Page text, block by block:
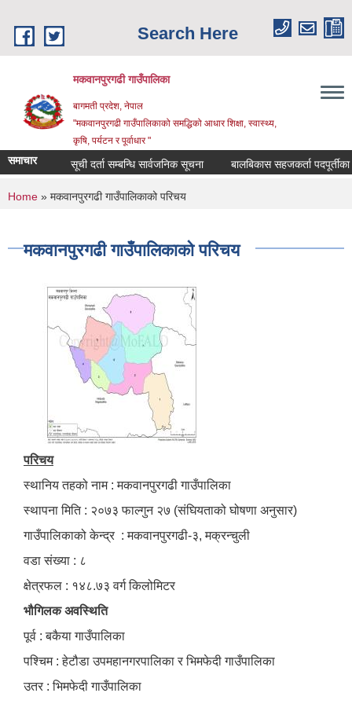
Search Here
मकवानपुरगढी गाउँपालिका
बागमती प्रदेश, नेपाल
"मकवानपुरगढी गाउँपालिकाको समद्धिको आधार शिक्षा, स्‍वास्‍थ्‍य,
कृषि, पर्यटन र पूर्वाधार "
समाचार सूची दर्ता सम्बन्धि सार्वजनिक सूचना बालबिकास सहजकर्ता पदपूर्तीका लागि
You are here
Home » मकवानपुरगढी गाउँपालिकाको परिचय
मकवानपुरगढी गाउँपालिकाको परिचय
परिचय
स्थानिय तहको नाम : मकवानपुरगढी गाउँपालिका
स्थापना मिति : २०७३ फाल्गुन २७ (संघियताको घोषणा अनुसार)
गाउँपालिकाको केन्द्र : मकवानपुरगढी-३, मक्रन्चुली
वडा संख्या : ८
क्षेत्रफल : १४८.७३ वर्ग किलोमिटर
भौगिलक अवस्थिति
पूर्व : बकैया गाउँपालिका
पश्चिम : हेटौडा उपमहानगरपालिका र भिमफेदी गाउँपालिका
उतर : भिमफेदी गाउँपालिका